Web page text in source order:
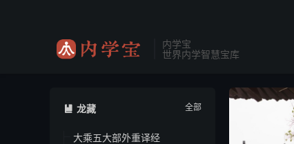
内学宝
世界内学智慧宝库
全部
 龙藏
大乘五大部外重译经